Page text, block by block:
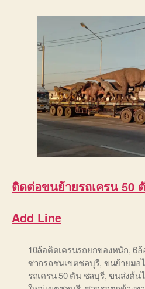
ติดต่อขนย้ายรถเครน 50
Add Line
10ล้อติดเครนรถยกของหนัก,6
ซากรถชนเขตชลบุรี, ขนย้ายมอ
รถเครน 50 ตัน ชลบุรี,ขนส่งต้น